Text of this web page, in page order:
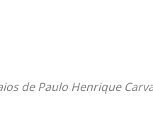
de Paulo Henrique